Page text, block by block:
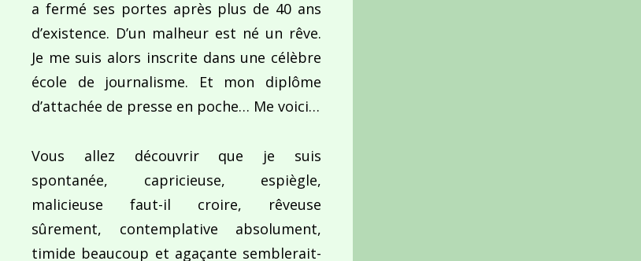
a fermé ses portes après plus de 40 ans
d’existence. D’un malheur est né un rêve.
Je me suis alors inscrite dans une célèbre
école de journalisme. Et mon diplôme
d’attachée de presse en poche… Me voici…
Vous allez découvrir que je suis
spontanée, capricieuse, espiègle,
malicieuse faut-il croire, rêveuse
sûrement, contemplative absolument,
timide beaucoup et agaçante semblerait-